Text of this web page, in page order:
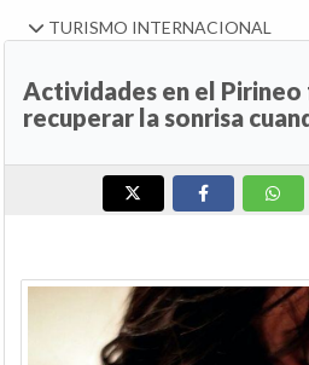
TURISMO INTERNACIONAL
Actividades en el Pirineo
recuperar la sonrisa